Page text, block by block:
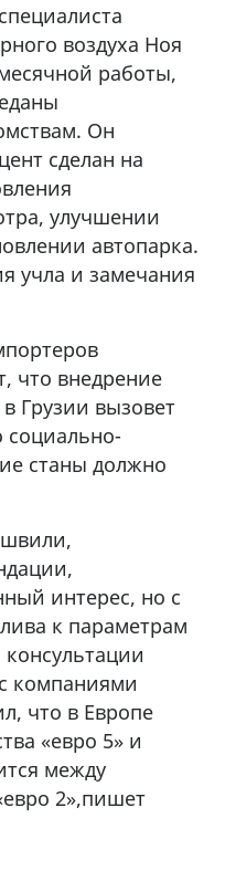
воздуха Ноя
работы,
Он
сделан на
улучшении
автопарка.
учла и замечания
что внедрение
Грузии вызовет
социально-
станы должно
интерес, но с
к параметрам
консультации
компаниями
что в Европе
«евро 5» и
между
2»,пишет